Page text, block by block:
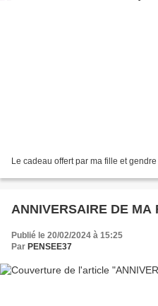
Le cadeau offert par ma fille et
ANNIVERSAIRE DE MA
Publié le 20/02/2024 à 15:25
Par PENSEE37